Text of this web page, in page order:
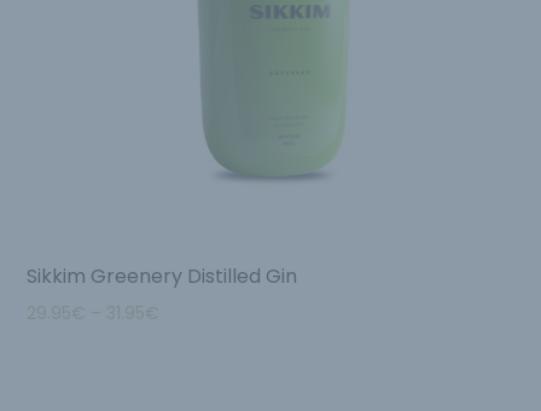
Sikkim Greenery Distilled Gin
29.95€ – 31.95€